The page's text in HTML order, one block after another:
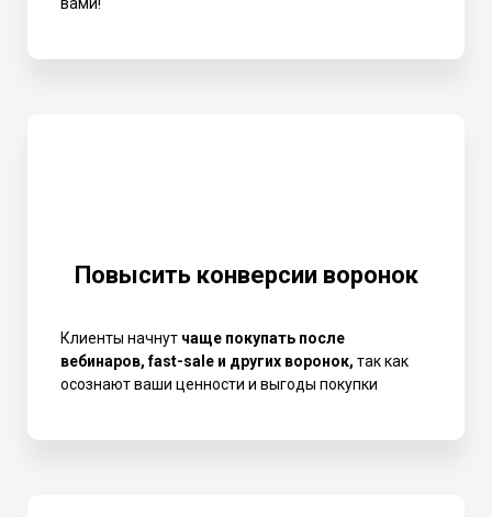
вами!
Повысить конверсии воронок
Клиенты начнут чаще покупать после
вебинаров, fast-sale и других воронок, так как
осознают ваши ценности и выгоды покупки